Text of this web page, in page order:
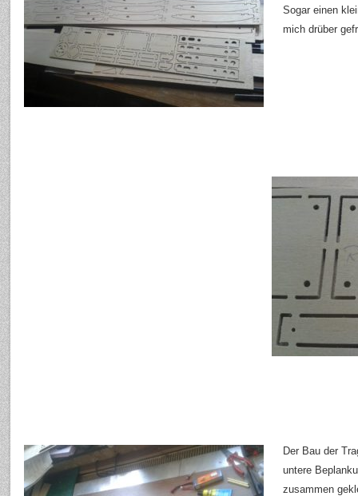
Sogar einen
mich drüber
Der Bau der
untere
zusammen